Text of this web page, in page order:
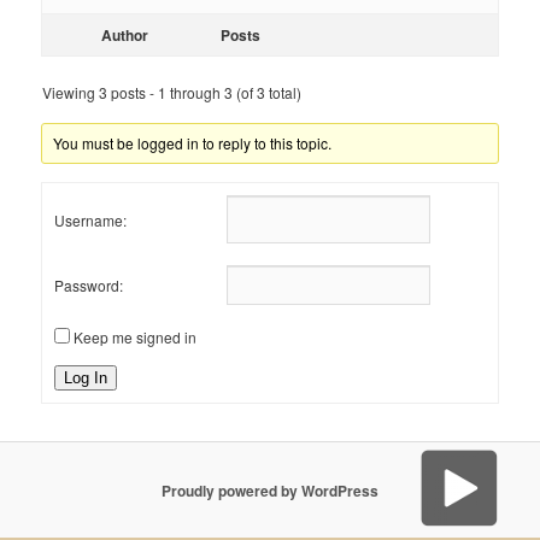
Author Posts
Viewing 3 posts - 1 through 3 (of 3 total)
You must be logged in to reply to this topic.
Username:
Password:
Keep me signed in
Log In
Proudly powered by WordPress